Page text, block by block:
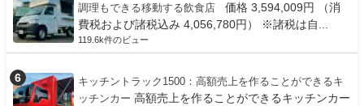
調理もできる移動する飲食店
価格 3,594,009円 （消
費税および諸税込み 4,056,780円） ※諸税は自...
119.6k件のビュー
キッチントラック1500：高額売上を作ることができるキ
ッチンカー 高額売上を作ることができるキッチンカー